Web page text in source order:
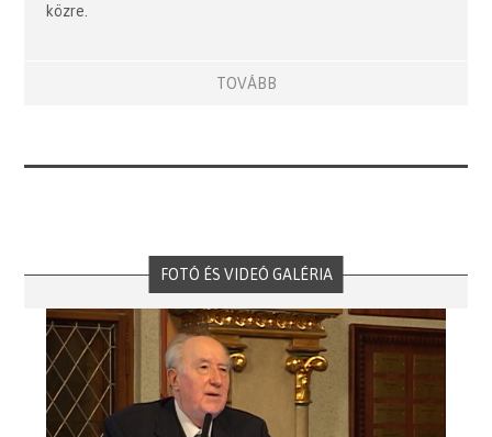
közre.
TOVÁBB
FOTÓ ÉS VIDEÓ GALÉRIA